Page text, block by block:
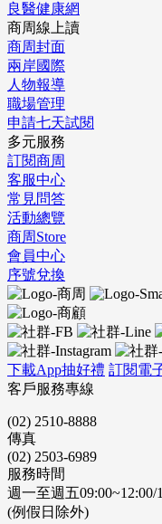
良醫健康網
商周線上讀
商周封面
兩岸國際
人物報導
職場管理
申請七天試閱
多元服務
訂閱商周
客服中心
常見問答
活動總覽
商周Store
會員中心
序號兌換
下載App抽好禮 訂閱電
客戶服務專線
(02) 2510-8888
傳真
(02) 2503-6989
服務時間
週一至週五09:00~12:00/
(例假日除外)